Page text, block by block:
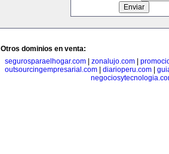
Otros dominios en venta:
segurosparaelhogar.com| zonalujo.com|
outsourcingempresarial.com| diarioperu.com|